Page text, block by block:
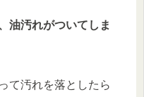
油汚れがついてしま
て汚れを落としたら